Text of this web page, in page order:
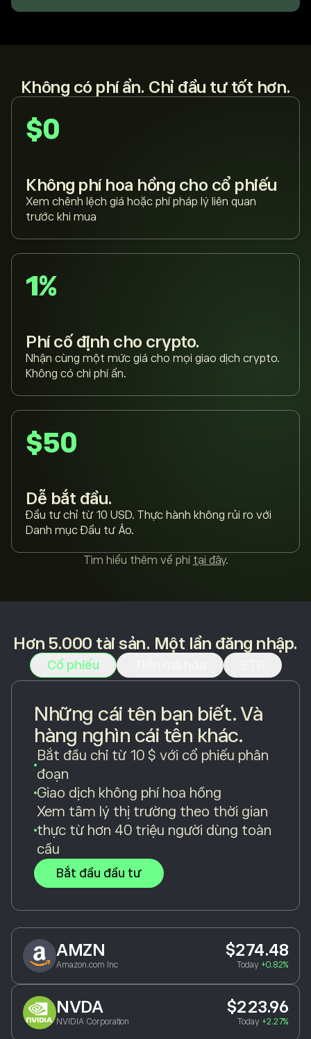
Không có phí ẩn. Chỉ đầu tư tốt hơn.
$0
Không phí hoa hồng cho cổ phiếu
Xem chênh lệch giá hoặc phí pháp lý liên quan
trước khi mua
1%
Phí cố định cho crypto.
Nhận cùng một mức giá cho mọi giao dịch crypto.
Không có chi phí ẩn.
$50
Dễ bắt đầu.
Đầu tư chỉ từ 10 USD. Thực hành không rủi ro với
Danh mục Đầu tư Ảo.
Tìm hiểu thêm về phí tại đây.
Hơn 5.000 tài sản. Một lần đăng nhập.
Cổ phiếu
Những cái tên bạn biết. Và
hàng nghìn cái tên khác.
Bắt đầu chỉ từ 10 $ với cổ phiếu phân
đoạn
Giao dịch không phí hoa hồng
Xem tâm lý thị trường theo thời gian
thực từ hơn 40 triệu người dùng toàn
cầu
Bắt đầu đầu tư
AMZN
Amazon.com Inc
$274.48
Today +0.82%
NVDA
NVIDIA Corporation
$223.96
Today +2.27%